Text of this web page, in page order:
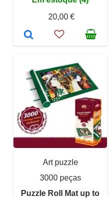
20,00 €
Art puzzle
3000 peças
Puzzle Roll Mat up to